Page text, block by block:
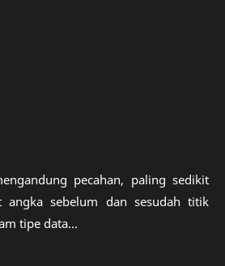
pecahan, paling sedikit
sebelum dan sesudah titik
tipe data...